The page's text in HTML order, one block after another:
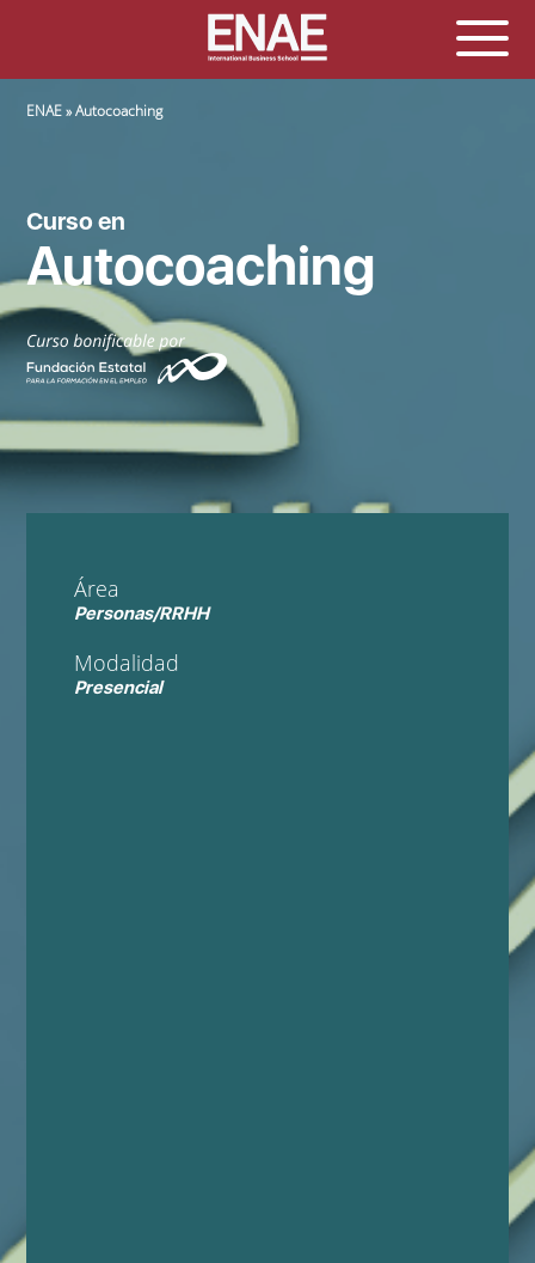
SOBRESCRIBIR ENLACES DE AYUDA A LA NAVEGACIÓN
ENAE Autocoaching
Curso en
Autocoaching
Área
Personas/RRHH
Modalidad
Presencial